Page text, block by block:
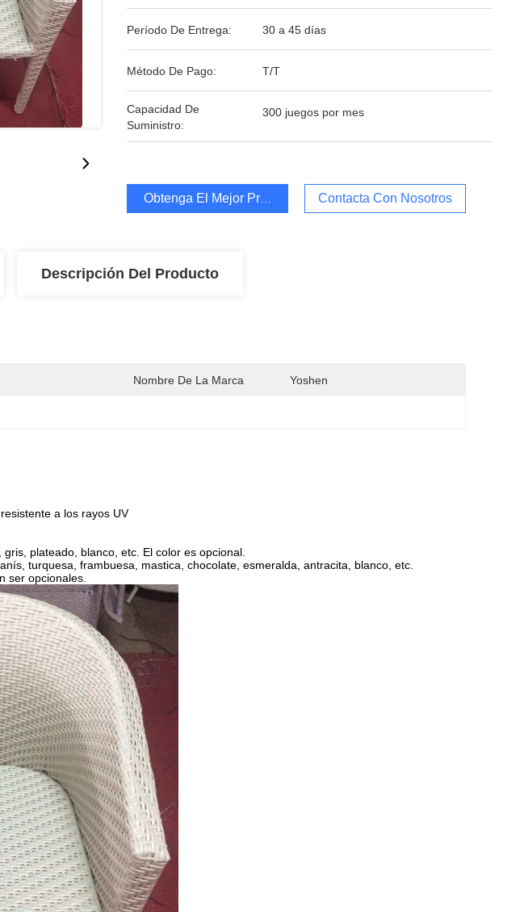
Período De Entrega: 30 a 45 días
Método De Pago: T/T
Capacidad De
Suministro:
300 juegos por mes
Obtenga El Mejor Precio Contacta Con Nosotros
Descripción Del Producto
Nombre De La Marca Yoshen
a los rayos UV
plateado, blanco, etc. El color es opcional.
turquesa, frambuesa, mastica, chocolate, esmeralda, antracita, blanco, etc.
ser opcionales.